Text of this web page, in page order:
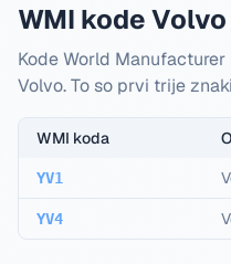
WMI kode Volvo
Kode World
Volvo. To so prvi trije
WMI koda
YV1
YV4